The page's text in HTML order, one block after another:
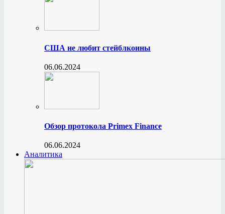
США не любит стейблкоины
06.06.2024
Обзор протокола Primex Finance
06.06.2024
Аналитика